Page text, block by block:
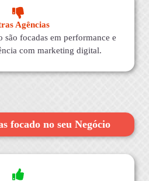
Agências
são focadas em performance e
com marketing digital.
focado no seu Negócio